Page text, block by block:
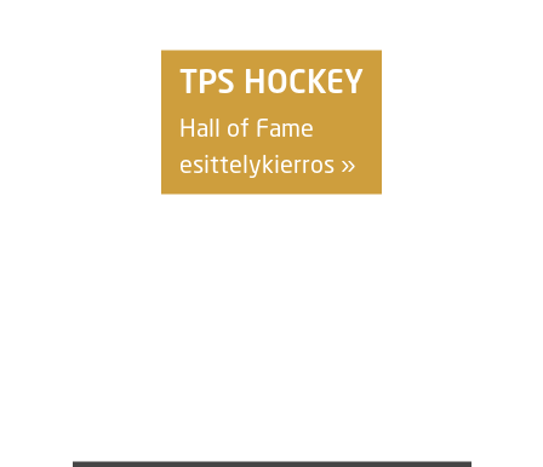
TPS HOCKEY
Hall of Fame
esittelykierros »